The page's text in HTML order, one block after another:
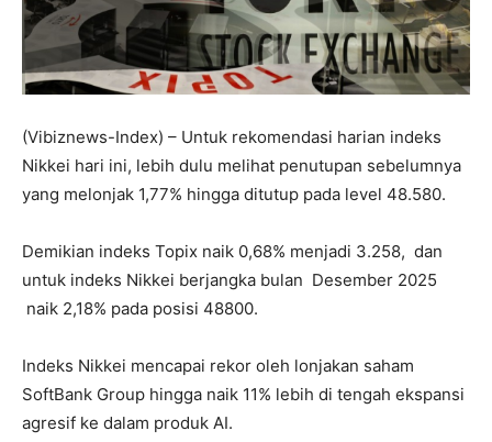
(Vibiznews-Index) – Untuk rekomendasi harian indeks
Nikkei hari ini, lebih dulu melihat penutupan sebelumnya
yang melonjak 1,77% hingga ditutup pada level 48.580.
Demikian indeks Topix naik 0,68% menjadi 3.258, dan
untuk indeks Nikkei berjangka bulan Desember 2025
naik 2,18% pada posisi 48800.
Indeks Nikkei mencapai rekor oleh lonjakan saham
SoftBank Group hingga naik 11% lebih di tengah ekspansi
agresif ke dalam produk AI.